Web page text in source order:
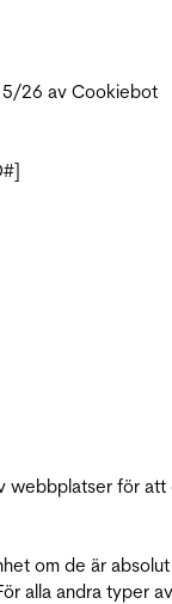
26 av Cookiebot
webbplatser för att
om de är absolut
alla andra typer av